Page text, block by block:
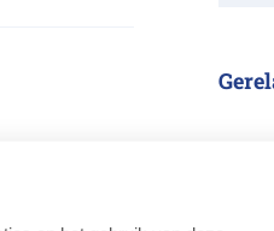
toevoegen
vooraleer je